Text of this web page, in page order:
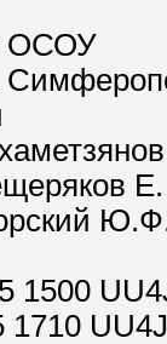
ОСОУ
1500